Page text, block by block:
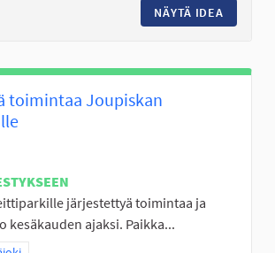
NÄYTÄ IDEA
toimintaa Joupiskan
järjestettyä toimintaa ja
kesäkauden ajaksi. Paikka...